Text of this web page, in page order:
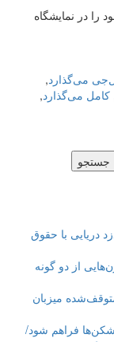
در نمایشگاه
می‌گذارد,
کامل می‌گذارد,
دریایی با حقوق
از دو گونه
میزبان
فراهم شود/